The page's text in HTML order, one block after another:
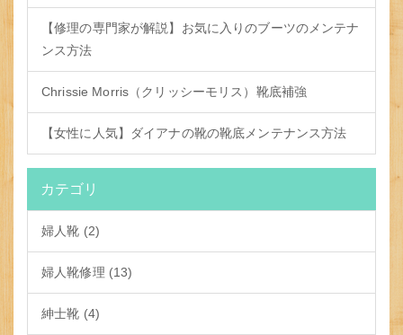
【修理の専門家が解説】お気に入りのブーツのメンテナ
ンス方法
Chrissie Morris（クリッシーモリス）靴底補強
【女性に人気】ダイアナの靴の靴底メンテナンス方法
カテゴリ
婦人靴 (2)
婦人靴修理 (13)
紳士靴 (4)